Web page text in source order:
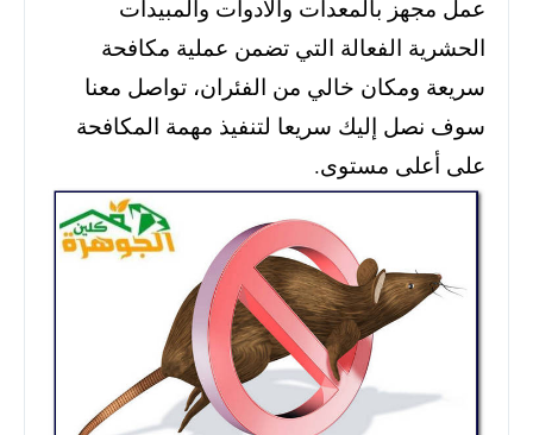
عمل مجهز بالمعدات والأدوات والمبيدات
الحشرية الفعالة التي تضمن عملية مكافحة
سريعة ومكان خالي من الفئران، تواصل معنا
سوف نصل إليك سريعا لتنفيذ مهمة المكافحة
على أعلى مستوى.